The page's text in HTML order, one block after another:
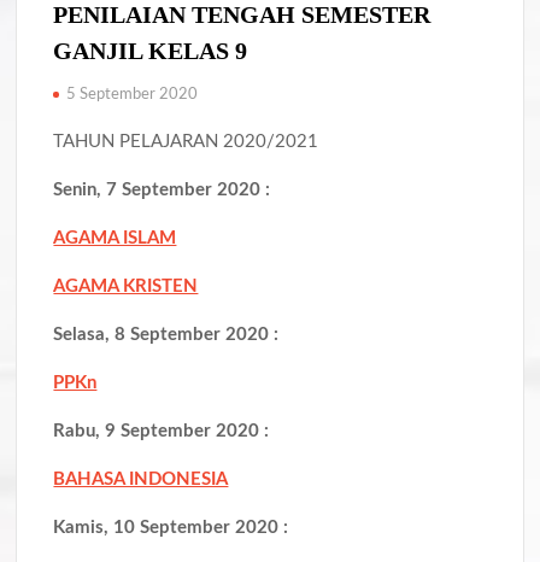
PENILAIAN TENGAH SEMESTER
GANJIL KELAS 9
5 September 2020
TAHUN PELAJARAN 2020/2021
Senin, 7 September 2020 :
AGAMA ISLAM
AGAMA KRISTEN
Selasa, 8 September 2020 :
PPKn
Rabu, 9 September 2020 :
BAHASA INDONESIA
Kamis, 10 September 2020 :